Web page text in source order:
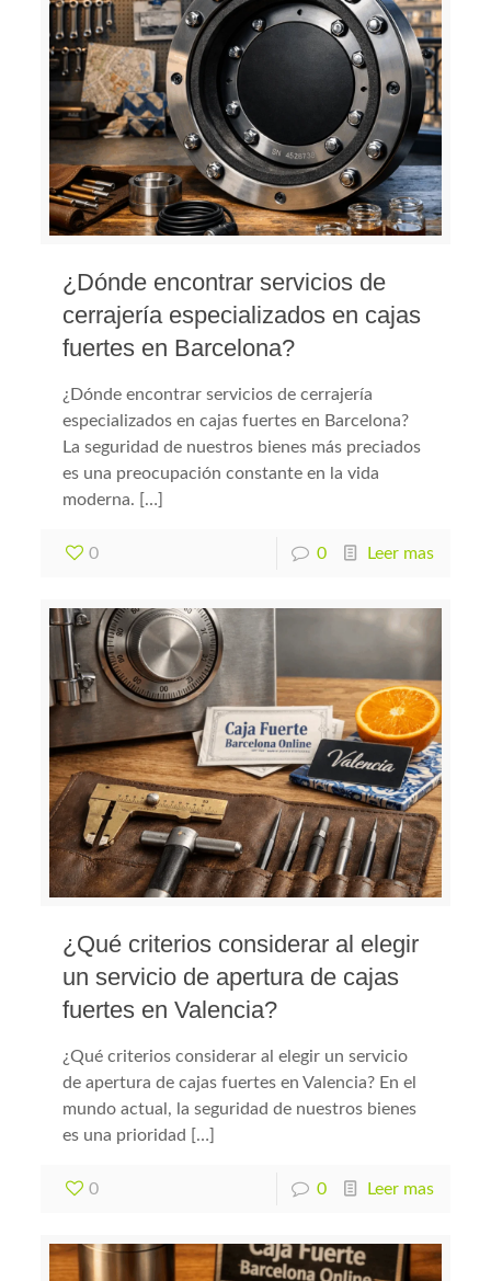
¿Dónde encontrar servicios de
cerrajería especializados en cajas
fuertes en Barcelona?
¿Dónde encontrar servicios de cerrajería
especializados en cajas fuertes en Barcelona?
La seguridad de nuestros bienes más preciados
es una preocupación constante en la vida
moderna. […]
0 0 Leer mas
¿Qué criterios considerar al elegir
un servicio de apertura de cajas
fuertes en Valencia?
¿Qué criterios considerar al elegir un servicio
de apertura de cajas fuertes en Valencia? En el
mundo actual, la seguridad de nuestros bienes
es una prioridad […]
0 0 Leer mas